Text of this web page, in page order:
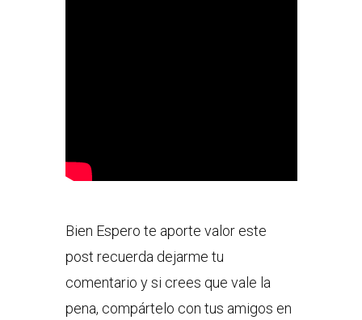
Bien Espero te aporte valor este
post recuerda dejarme tu
comentario y si crees que vale la
pena, compártelo con tus amigos en